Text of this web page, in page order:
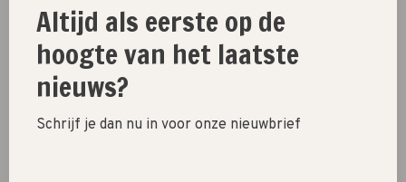
Altijd als eerste op de
hoogte van het laatste
nieuws?
Schrijf je dan nu in voor onze nieuwbrief